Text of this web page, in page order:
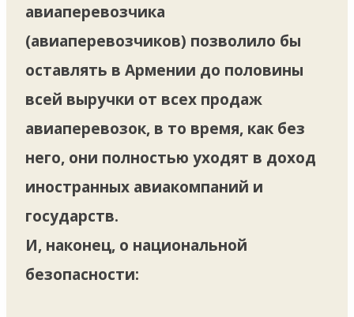
авиаперевозчика
(авиаперевозчиков) позволило бы
оставлять в Армении до половины
всей выручки от всех продаж
авиаперевозок, в то время, как без
него, они полностью уходят в доход
иностранных авиакомпаний и
государств.
И, наконец, о национальной
безопасности: